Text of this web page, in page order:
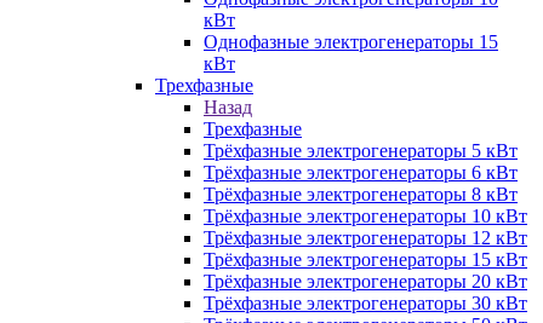
кВт
Однофазные электрогенераторы 15
кВт
Трехфазные
Назад
Трехфазные
Трёхфазные электрогенераторы 5 кВт
Трёхфазные электрогенераторы 6 кВт
Трёхфазные электрогенераторы 8 кВт
Трёхфазные электрогенераторы 10 кВт
Трёхфазные электрогенераторы 12 кВт
Трёхфазные электрогенераторы 15 кВт
Трёхфазные электрогенераторы 20 кВт
Трёхфазные электрогенераторы 30 кВт